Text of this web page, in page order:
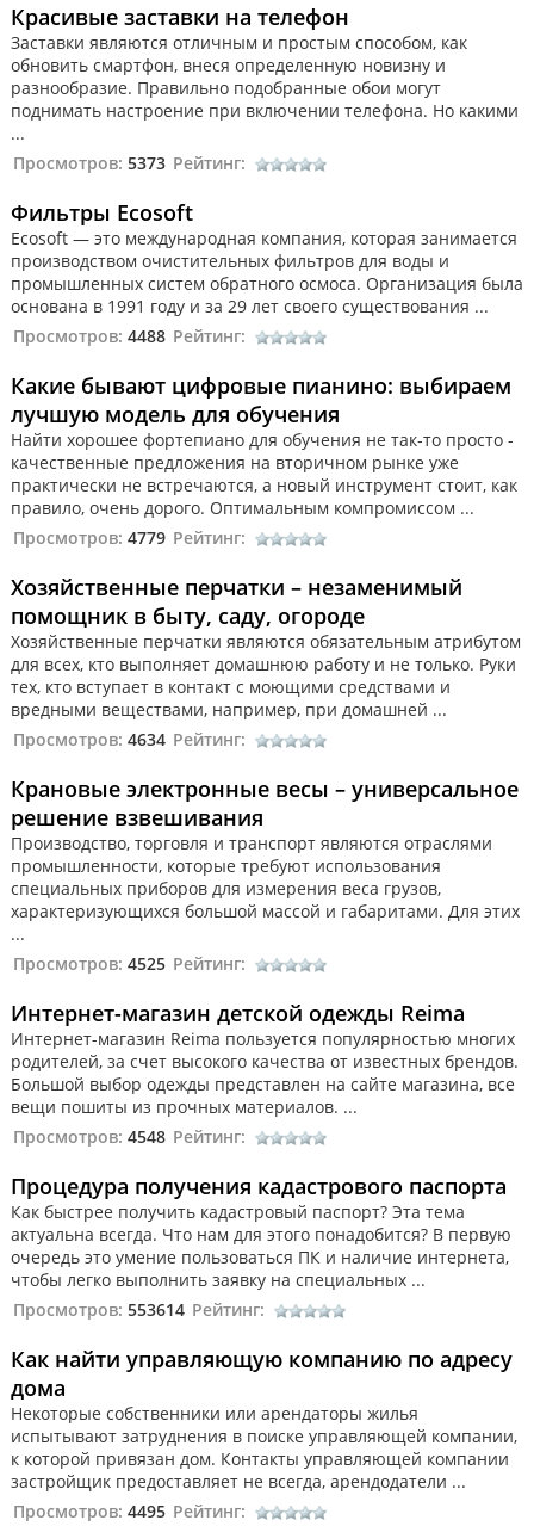
Красивые заставки на телефон
Заставки являются отличным и простым способом, как
обновить смартфон, внеся определенную новизну и
разнообразие. Правильно подобранные обои могут
поднимать настроение при включении телефона. Но какими
...
Просмотров: 5373 Рейтинг:
Фильтры Ecosoft
Ecosoft — это международная компания, которая занимается
производством очистительных фильтров для воды и
промышленных систем обратного осмоса. Организация была
основана в 1991 году и за 29 лет своего существования ...
Просмотров: 4488 Рейтинг:
Какие бывают цифровые пианино: выбираем
лучшую модель для обучения
Найти хорошее фортепиано для обучения не так-то просто -
качественные предложения на вторичном рынке уже
практически не встречаются, а новый инструмент стоит, как
правило, очень дорого. Оптимальным компромиссом ...
Просмотров: 4779 Рейтинг:
Хозяйственные перчатки – незаменимый
помощник в быту, саду, огороде
Хозяйственные перчатки являются обязательным атрибутом
для всех, кто выполняет домашнюю работу и не только. Руки
тех, кто вступает в контакт с моющими средствами и
вредными веществами, например, при домашней ...
Просмотров: 4634 Рейтинг:
Крановые электронные весы – универсальное
решение взвешивания
Производство, торговля и транспорт являются отраслями
промышленности, которые требуют использования
специальных приборов для измерения веса грузов,
характеризующихся большой массой и габаритами. Для этих
...
Просмотров: 4525 Рейтинг:
Интернет-магазин детской одежды Reima
Интернет-магазин Reima пользуется популярностью многих
родителей, за счет высокого качества от известных брендов.
Большой выбор одежды представлен на сайте магазина, все
вещи пошиты из прочных материалов. ...
Просмотров: 4548 Рейтинг:
Процедура получения кадастрового паспорта
Как быстрее получить кадастровый паспорт? Эта тема
актуальна всегда. Что нам для этого понадобится? В первую
очередь это умение пользоваться ПК и наличие интернета,
чтобы легко выполнить заявку на специальных ...
Просмотров: 553614 Рейтинг:
Как найти управляющую компанию по адресу
дома
Некоторые собственники или арендаторы жилья
испытывают затруднения в поиске управляющей компании,
к которой привязан дом. Контакты управляющей компании
застройщик предоставляет не всегда, арендодатели ...
Просмотров: 4495 Рейтинг: